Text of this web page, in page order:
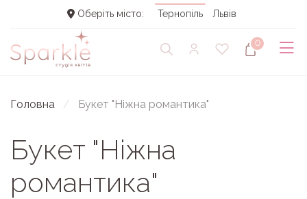
Оберіть місто: Тернопіль Львів
0
Головна Букет "Ніжна романтика"
Букет "Ніжна
романтика"